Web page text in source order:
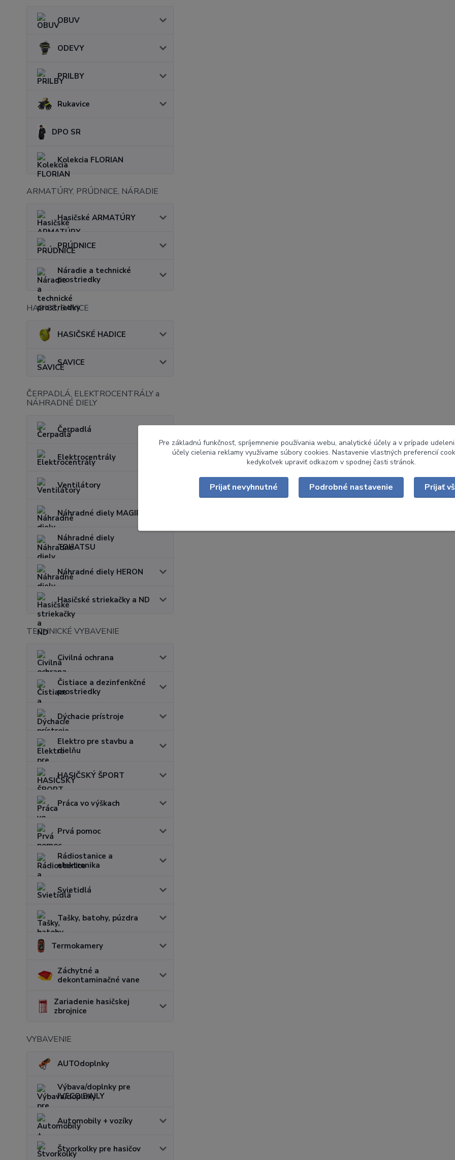
OBUV
ODEVY
PRILBY
Rukavice
DPO SR
Kolekcia FLORIAN
ARMATÚRY, PRÚDNICE, NÁRADIE
Hasičské ARMATÚRY
PRÚDNICE
Náradie a technické
prostriedky
HADICE, SAVICE
HASIČSKÉ HADICE
SAVICE
ČERPADLÁ, ELEKTROCENTRÁLY a
NÁHRADNÉ DIELY
Čerpadlá
Elektrocentrály
Ventilátory
Náhradné diely MAGIRUS
Náhradné diely
TOHATSU
Náhradné diely HERON
Hasičské striekačky a ND
TECHNICKÉ VYBAVENIE
Civilná ochrana
Čistiace a dezinfenkčné
prostriedky
Dýchacie prístroje
Elektro pre stavbu a
dielňu
HASIČSKÝ ŠPORT
Práca vo výškach
Prvá pomoc
Rádiostanice a
elektronika
Svietidlá
Tašky, batohy, púzdra
Termokamery
Záchytné a
dekontaminačné vane
Zariadenie hasičskej
zbrojnice
VYBAVENIE
AUTOdoplnky
Výbava/doplnky pre
IVECO DAILY
Automobily + vozíky
Štvorkolky pre hasičov
Pre základnú funkčnosť, spríjemnenie používania webu, analytické účely a v prípade
účely cielenia reklamy využívame súbory cookies. Nastavenie vlastných preferencií
kedykoľvek upraviť odkazom v spodnej časti stránok.
Prijať nevyhnutné Podrobné nastavenie Prijať